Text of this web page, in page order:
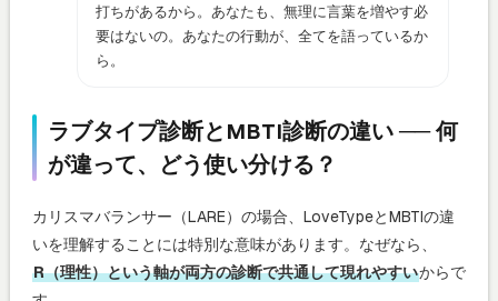
打ちがあるから。あなたも、無理に言葉を増やす必
要はないの。あなたの行動が、全てを語っているか
ら。
ラブタイプ診断とMBTI診断の違い ── 何
が違って、どう使い分ける？
カリスマバランサー（LARE）の場合、LoveTypeとMBTIの違
いを理解することには特別な意味があります。なぜなら、
R（理性）という軸が両方の診断で共通して現れやすいからで